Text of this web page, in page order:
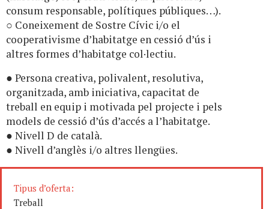
consum responsable, polítiques públiques…).
○ Coneixement de Sostre Cívic i/o el
cooperativisme d’habitatge en cessió d’ús i
altres formes d’habitatge col·lectiu.
● Persona creativa, polivalent, resolutiva,
organitzada, amb iniciativa, capacitat de
treball en equip i motivada pel projecte i pels
models de cessió d’ús d’accés a l’habitatge.
● Nivell D de català.
● Nivell d’anglès i/o altres llengües.
Tipus d’oferta:
Treball